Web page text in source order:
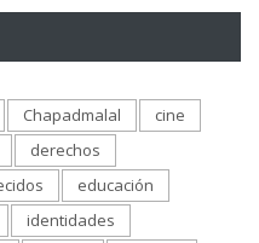
Chapadmalal
cine
derechos
educación
identidades